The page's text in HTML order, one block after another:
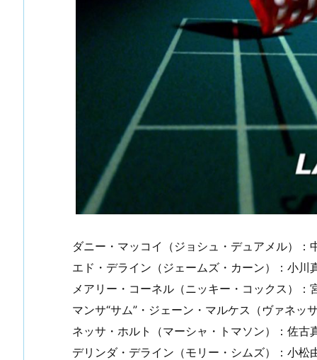
ダニー・マッコイ（ジョシュ・デュアメル）：
エド・デライン（ジェームズ・カーン）：小川
メアリー・コーネル（ニッキー・コックス）：
マンサ“サム”・ジェーン・マルケス（ヴァネッ
ネッサ・ホルト（マーシャ・トマソン）：佐古
デリンダ・デライン（モリー・シムズ）：小松